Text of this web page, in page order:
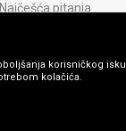
Najčešća pitanja
korisničkog
kolačića.